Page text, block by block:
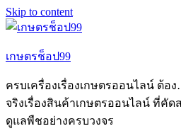
Skip to content
เกษตรช็อป99
ครบเครื่องเรื่องเกษตรออนไลน์ ต้อ
จริงเรื่องสินค้าเกษตรออนไลน์ ที่คั
ดูแลพืชอย่างครบวงจร